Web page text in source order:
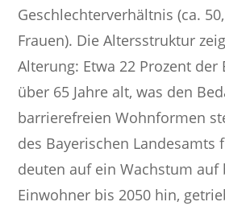
Geschlechterverhältnis (ca.
Frauen). Die Altersstruktur
Alterung: Etwa 22 Prozent
über 65 Jahre alt, was den
barrierefreien Wohnformen
des Bayerischen Landesamts
deuten auf ein Wachstum auf
Einwohner bis 2050 hin,